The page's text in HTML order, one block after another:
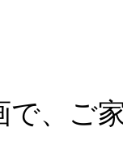
で、ご